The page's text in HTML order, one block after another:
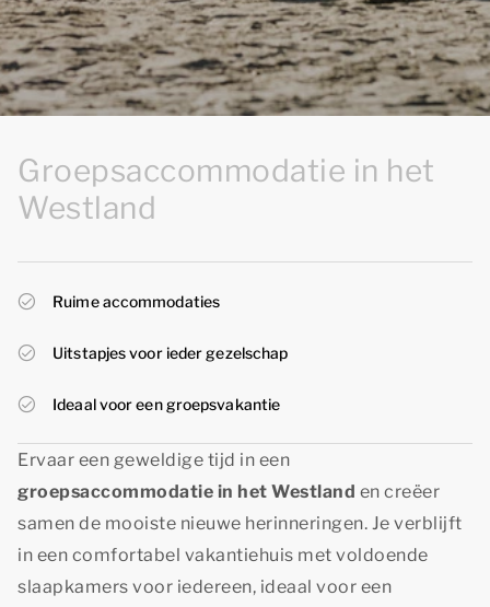
Groepsaccommodatie in het
Westland
Ruime accommodaties
Uitstapjes voor ieder gezelschap
Ideaal voor een groepsvakantie
Ervaar een geweldige tijd in een
groepsaccommodatie in het Westland en creëer
samen de mooiste nieuwe herinneringen. Je verblijft
in een comfortabel vakantiehuis met voldoende
slaapkamers voor iedereen, ideaal voor een